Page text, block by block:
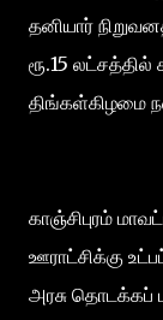
தனியார்
ரூ.15 லட்சத்தில்
திங்கள்கிழமை
காஞ்சிபுரம்
ஊராட்சிக்கு
அரசு தொடக்கப்